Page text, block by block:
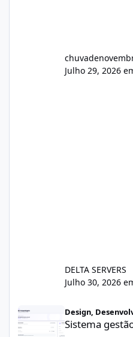
Julho 29, 2026
DELTA SERVERS
Julho 30, 2026
Design,
Sistema